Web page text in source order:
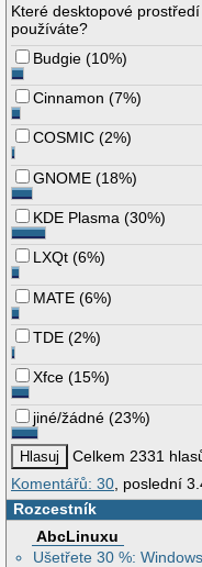
Které desktopové
používáte?
Budgie (10%)
Cinnamon (7%)
COSMIC (2%)
GNOME (18%)
KDE Plasma (30%)
LXQt (6%)
MATE (6%)
TDE (2%)
Xfce (15%)
jiné/žádné (23%)
Celkem 2331
Komentářů: 30, poslední
Rozcestník
AbcLinuxu
Ušetřete 30 %: